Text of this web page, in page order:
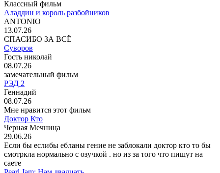
Классный фильм
Аладдин и король разбойников
ANTONIO
13.07.26
СПАСИБО ЗА ВСЁ
Суворов
Гость николай
08.07.26
замечательный фильм
РЭД 2
Геннадий
08.07.26
Мне нравится этот фильм
Доктор Кто
Черная Мечница
29.06.26
Если бы еслибы ебланы гение не заблокали доктор кто то бы
смотркла нормально с озучкой . но из за того что пишут на
саете